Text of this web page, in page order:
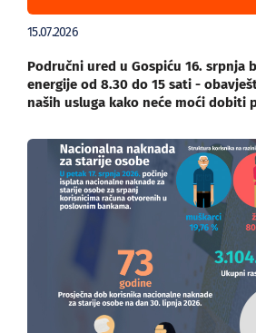
15.07.2026
Područni ured u Gospiću 16. srpnja
energije od 8.30 do 15 sati -
naših usluga kako neće moći dobiti